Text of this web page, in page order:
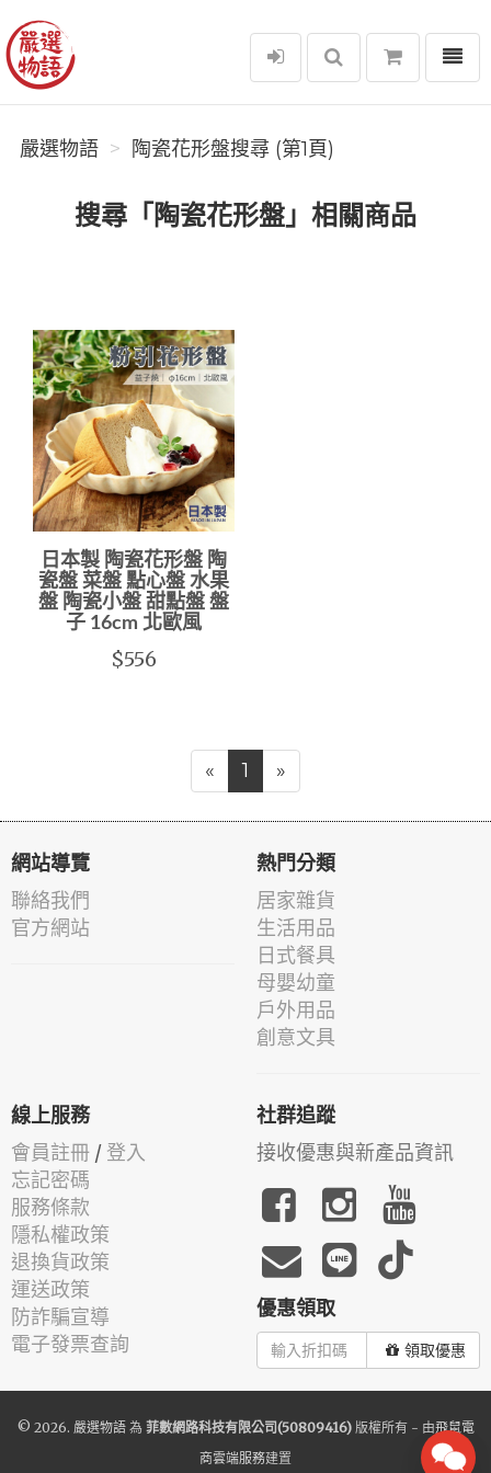
嚴選物語
選單
嚴選物語 陶瓷花形盤搜尋 (第1頁)
搜尋「陶瓷花形盤」相關商品
日本製 陶瓷花形盤 陶
瓷盤 菜盤 點心盤 水果
盤 陶瓷小盤 甜點盤 盤
子 16cm 北歐風
$556
« 1 »
網站導覽
聯絡我們
官方網站
熱門分類
居家雜貨
生活用品
日式餐具
母嬰幼童
戶外用品
創意文具
線上服務
會員註冊 / 登入
忘記密碼
服務條款
隱私權政策
退換貨政策
運送政策
防詐騙宣導
電子發票查詢
社群追蹤
接收優惠與新產品資訊
優惠領取
領取優惠
© 2026. 嚴選物語為 菲數網路科技有限公司(50809416)版權所有 - 由飛鼠電
商雲端服務建置